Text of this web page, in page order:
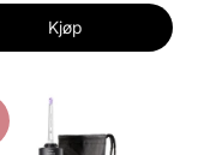
Kjøp